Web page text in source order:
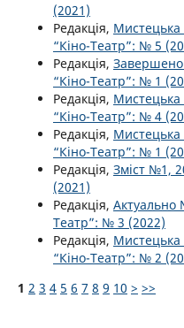
(2021)
Редакція, Мистецька
“Кіно-Театр”: № 5
Редакція, Завершено
“Кіно-Театр”: № 1
Редакція, Мистецька
“Кіно-Театр”: № 4
Редакція, Мистецька
“Кіно-Театр”: № 1
Редакція, Зміст №1,
(2021)
Редакція, Актуально
Театр”: № 3 (2022)
Редакція, Мистецька
“Кіно-Театр”: № 2
1 2 3 4 5 6 7 8 9 10 > >>